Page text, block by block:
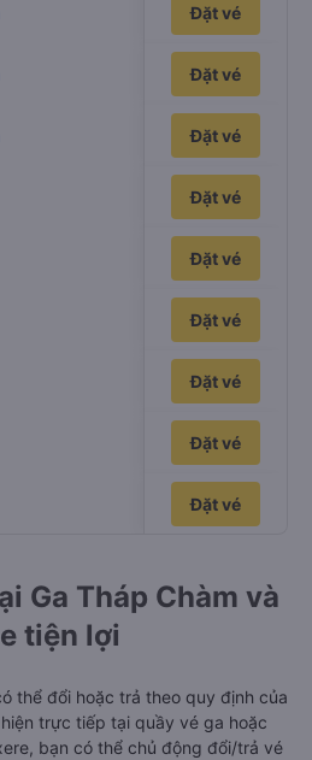
1h31pĐặt vé
1h38pĐặt vé
1h37pĐặt vé
6h6pĐặt vé
6h14pĐặt vé
6h8pĐặt vé
7h55pĐặt vé
6h19pĐặt vé
6h5pĐặt vé
Đặt vé
Ga Tháp Chàm và
tiện lợi
thể đổi hoặc trả theo quy định của
trực tiếp tại quầy vé ga hoặc
bạn có thể chủ động đổi/trả vé